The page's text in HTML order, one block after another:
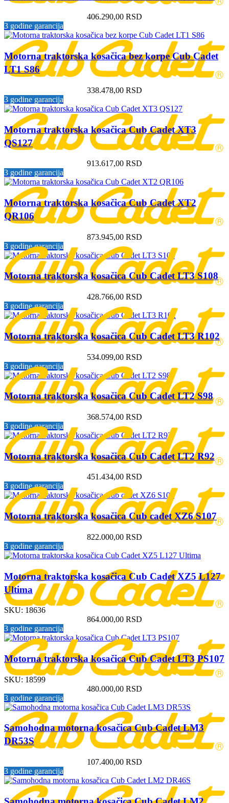
406.290,00 RSD
3 godine garancija
Motorna traktorska kosačica bez korpe Cub Cadet
LT1 S86
338.478,00 RSD
3 godine garancija
Motorna traktorska kosačica Cub Cadet XT3
QS127
913.617,00 RSD
3 godine garancija
Motorna traktorska kosačica Cub Cadet XT2
QR106
873.945,00 RSD
3 godine garancija
Motorna traktorska kosačica Cub Cadet LT3 S108
428.766,00 RSD
3 godine garancija
Motorna traktorska kosačica Cub Cadet LT3 R102
534.099,00 RSD
3 godine garancija
Motorna traktorska kosačica Cub Cadet LT2 S98
368.574,00 RSD
3 godine garancija
Motorna traktorska kosačica Cub Cadet LT2 R92
451.434,00 RSD
3 godine garancija
Motorna traktorska kosačica Cub cadet XZ6 S107
822.000,00 RSD
3 godine garancija
Motorna traktorska kosačica Cub Cadet XZ5 L127
Ultima
SKU: 18636
864.000,00 RSD
3 godine garancija
Motorna traktorska kosačica Cub Cadet LT3 PS107
SKU: 18599
480.000,00 RSD
3 godine garancija
Samohodna motorna kosačica Cub Cadet LM3
DR53S
107.400,00 RSD
3 godine garancija